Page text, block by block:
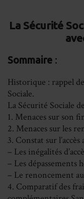
La Sécurité
Sommaire :
Historique : rappel
Sociale.
La Sécurité Sociale
1. Menaces sur son
2. Menaces sur les
3. Constat sur l’accès
– Les inégalités
– Les dépassements
– Le renoncement
4. Comparatif des